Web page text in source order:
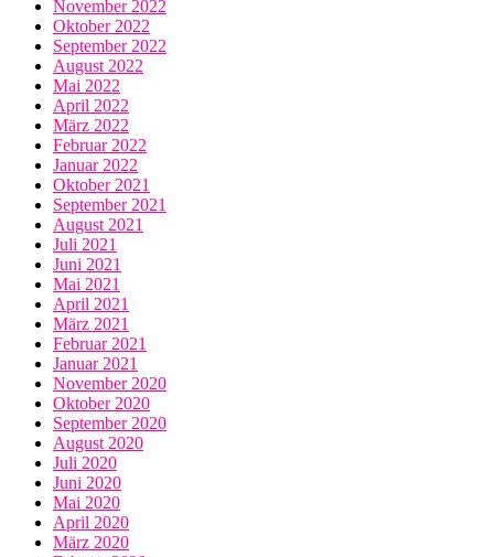
November 2022
Oktober 2022
September 2022
August 2022
Mai 2022
April 2022
März 2022
Februar 2022
Januar 2022
Oktober 2021
September 2021
August 2021
Juli 2021
Juni 2021
Mai 2021
April 2021
März 2021
Februar 2021
Januar 2021
November 2020
Oktober 2020
September 2020
August 2020
Juli 2020
Juni 2020
Mai 2020
April 2020
März 2020